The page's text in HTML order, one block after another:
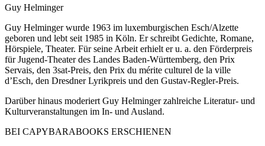
Guy Helminger
Guy Helminger wurde 1963 im luxemburgischen Esch/Alzette
geboren und lebt seit 1985 in Köln. Er schreibt Gedichte, Romane,
Hörspiele, Theater. Für seine Arbeit erhielt er u. a. den Förderpreis
für Jugend-Theater des Landes Baden-Württemberg, den Prix
Servais, den 3sat-Preis, den Prix du mérite culturel de la ville
d’Esch, den Dresdner Lyrikpreis und den Gustav-Regler-Preis.
Darüber hinaus moderiert Guy Helminger zahlreiche Literatur- und
Kulturveranstaltungen im In- und Ausland.
BEI CAPYBARABOOKS ERSCHIENEN